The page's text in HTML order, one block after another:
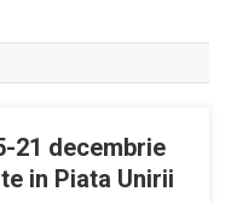
21 decembrie
in Piata Unirii